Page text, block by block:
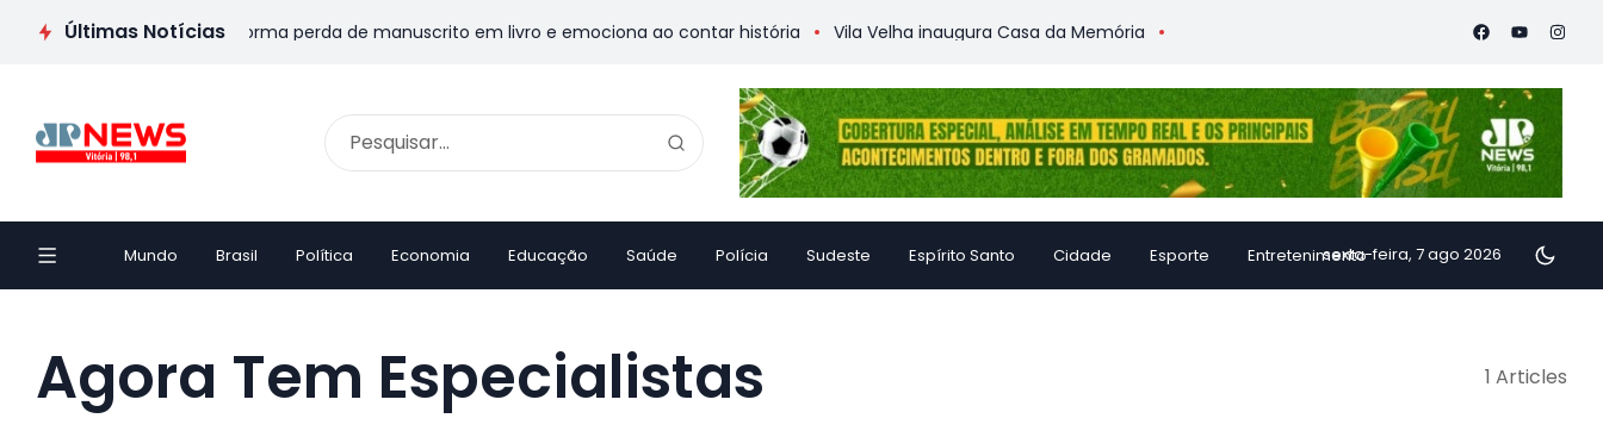
Últimas Notícias
Escritor capixaba transforma perda de manuscrito em livro e emociona ao contar história Vila Velha inaugura Casa da Memória Vitória Coffee Summit 2026 confirma especialistas
Mundo Brasil Política Economia Educação Saúde Polícia Sudeste Espírito Santo Cidade Esporte Entretenimentosexta-feira, 7 ago 2026
Agora Tem Especialistas 1 Articles